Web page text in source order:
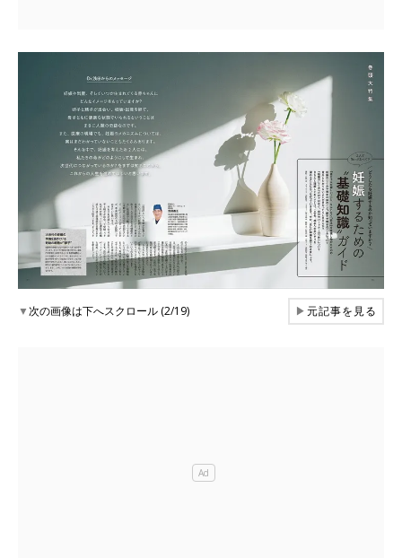
▼次の画像は下へスクロール (2/19) ▶元記事を見る